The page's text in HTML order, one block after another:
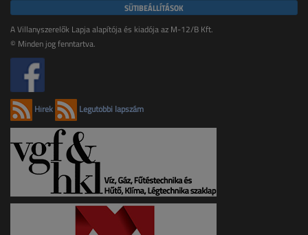
SÜTIBEÁLLÍTÁSOK
A Villanyszerelők Lapja alapítója és kiadója az M-12/B Kft.
© Minden jog fenntartva.
Hírek Legutóbbi lapszám